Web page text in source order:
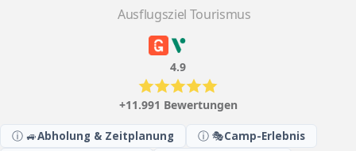
Ausflugsziel Tourismus
4.9
+11.991 Bewertungen
ⓘ 🚙Abholung & Zeitplanung ⓘ 🎭Camp-Erlebnis